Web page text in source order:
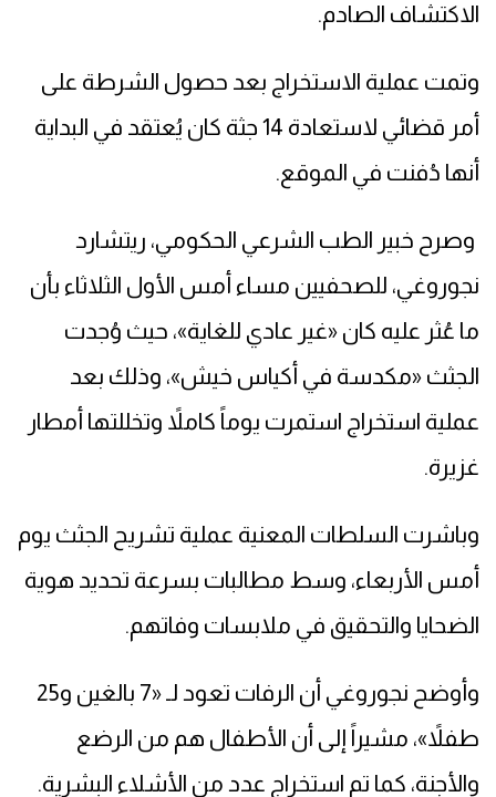
الاكتشاف الصادم.
وتمت عملية الاستخراج بعد حصول الشرطة على
أمر قضائي لاستعادة 14 جثة كان يُعتقد في البداية
أنها دُفنت في الموقع.
وصرح خبير الطب الشرعي الحكومي، ريتشارد
نجوروغي، للصحفيين مساء أمس الأول الثلاثاء بأن
ما عُثر عليه كان «غير عادي للغاية»، حيث وُجدت
الجثث «مكدسة في أكياس خيش»، وذلك بعد
عملية استخراج استمرت يوماً كاملاً وتخللتها أمطار
غزيرة.
وباشرت السلطات المعنية عملية تشريح الجثث يوم
أمس الأربعاء، وسط مطالبات بسرعة تحديد هوية
الضحايا والتحقيق في ملابسات وفاتهم.
وأوضح نجوروغي أن الرفات تعود لـ «7 بالغين و25
طفلاً»، مشيراً إلى أن الأطفال هم من الرضع
والأجنة، كما تم استخراج عدد من الأشلاء البشرية.